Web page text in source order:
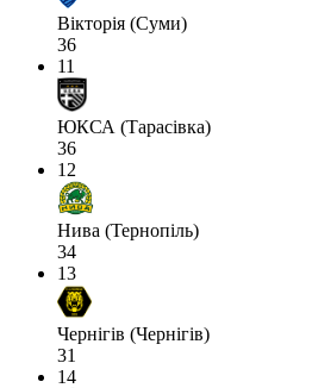
Вікторія (Суми)
36
11
ЮКСА (Тарасівка)
36
12
Нива (Тернопіль)
34
13
Чернігів (Чернігів)
31
14